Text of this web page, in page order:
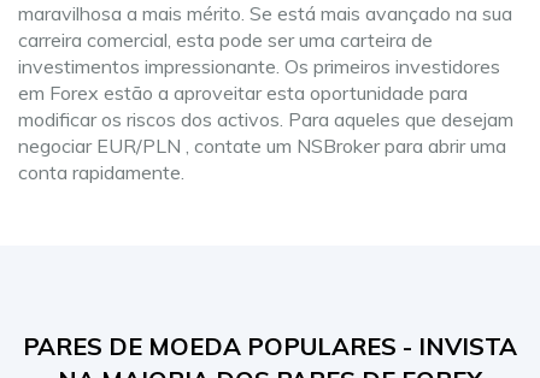
maravilhosa a mais mérito. Se está mais avançado na sua
carreira comercial, esta pode ser uma carteira de
investimentos impressionante. Os primeiros investidores
em Forex estão a aproveitar esta oportunidade para
modificar os riscos dos activos. Para aqueles que desejam
negociar EUR/PLN , contate um NSBroker para abrir uma
conta rapidamente.
PARES DE MOEDA POPULARES - INVISTA